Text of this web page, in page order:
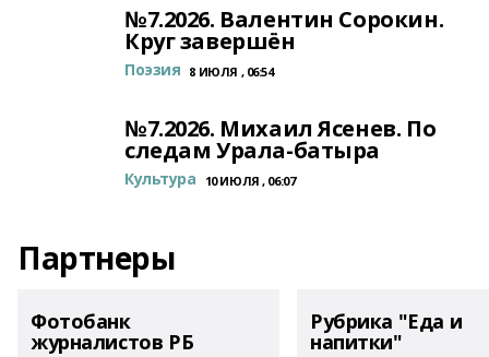
№7.2026. Валентин Сорокин.
Круг завершён
Поэзия 8 ИЮЛЯ , 06:54
№7.2026. Михаил Ясенев. По
следам Урала-батыра
Культура 10 ИЮЛЯ , 06:07
Партнеры
Фотобанк
журналистов РБ
Рубрика "Еда и
напитки"